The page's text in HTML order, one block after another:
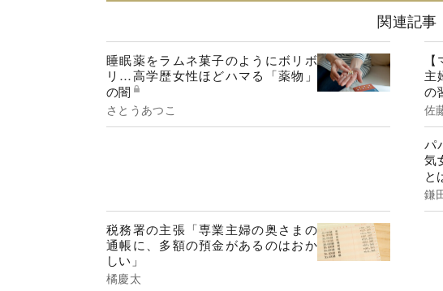
関連記事
睡眠薬をラムネ菓子のようにボリボ
リ…高学歴女性ほどハマる「薬物」
の闇
さとうあつこ
主
の
佐
パ
気
と
鎌
税務署の主張「専業主婦の奥さまの
通帳に、多額の預金があるのはおか
しい」
橘慶太